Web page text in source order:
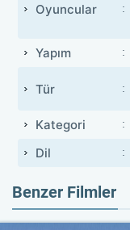
Oyuncular
Yapım
Tür
Kategori
Dil
Benzer Filmler